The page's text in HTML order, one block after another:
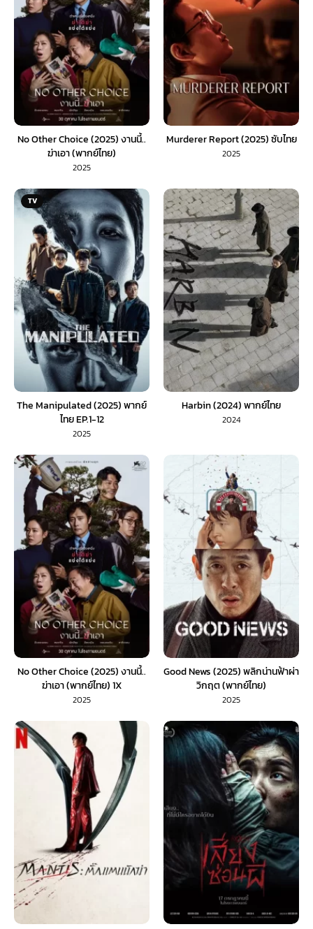
No Other Choice (2025) งานนี้..
ฆ่าเอา (พากย์ไทย)
2025
Murderer Report (2025) ซับไทย
2025
TV
The Manipulated (2025) พากย์
ไทย EP.1-12
2025
Harbin (2024) พากย์ไทย
2024
No Other Choice (2025) งานนี้..
ฆ่าเอา (พากย์ไทย) 1X
2025
Good News (2025) พลิกน่านฟ้าผ่า
วิกฤต (พากย์ไทย)
2025